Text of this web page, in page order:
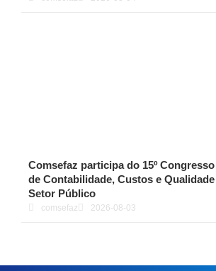
Comsefaz participa do 15º
de Contabilidade, Custos e
Setor Público
comsefaz 2026-08-03